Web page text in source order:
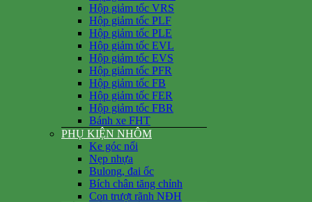
Hộp giảm tốc VRS
Hộp giảm tốc PLF
Hộp giảm tốc PLE
Hộp giảm tốc EVL
Hộp giảm tốc EVS
Hộp giảm tốc PFR
Hộp giảm tốc FB
Hộp giảm tốc FER
Hộp giảm tốc FBR
Bánh xe FHT
PHỤ KIỆN NHÔM
Ke góc nổi
Nẹp nhựa
Bulong, đai ốc
Bích chân tăng chỉnh
Con trượt rãnh NĐH